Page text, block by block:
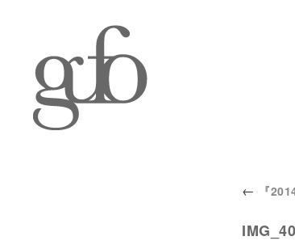
← 『